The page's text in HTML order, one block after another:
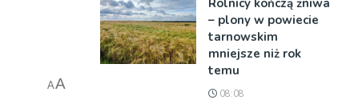
AA
Rolnicy kończą żniwa
– plony w powiecie
tarnowskim
mniejsze niż rok
temu
08:08